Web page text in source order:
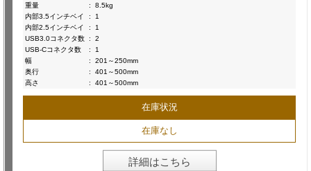
重量
:
8.5kg
内部3.5インチベイ
:
1
内部2.5インチベイ
:
1
USB3.0コネクタ数 :
2
USB-Cコネクタ数
:
1
幅
:
201～250mm
奥行
:
401～500mm
高さ
: 401～500mm
在庫状況
在庫なし
詳細はこちら